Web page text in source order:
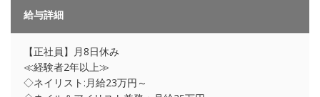
給与詳細
【正社員】月8日休み
≪経験者2年以上≫
◇ネイリスト:月給23万円～